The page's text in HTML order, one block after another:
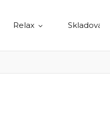
Relax Skladovanie